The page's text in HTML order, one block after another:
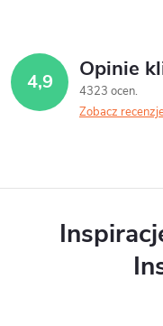
4,9 Opinie
4323 ocen
Zobacz